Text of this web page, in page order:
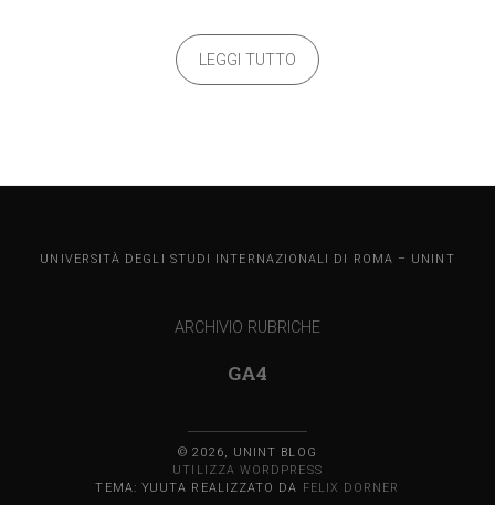
LEGGI TUTTO
UNINT BLOG
UNIVERSITÀ DEGLI STUDI INTERNAZIONALI DI ROMA – UNINT
ARCHIVIO RUBRICHE
GA4
© 2026, UNINT BLOG
UTILIZZA WORDPRESS
TEMA: YUUTA REALIZZATO DA
FELIX DORNER